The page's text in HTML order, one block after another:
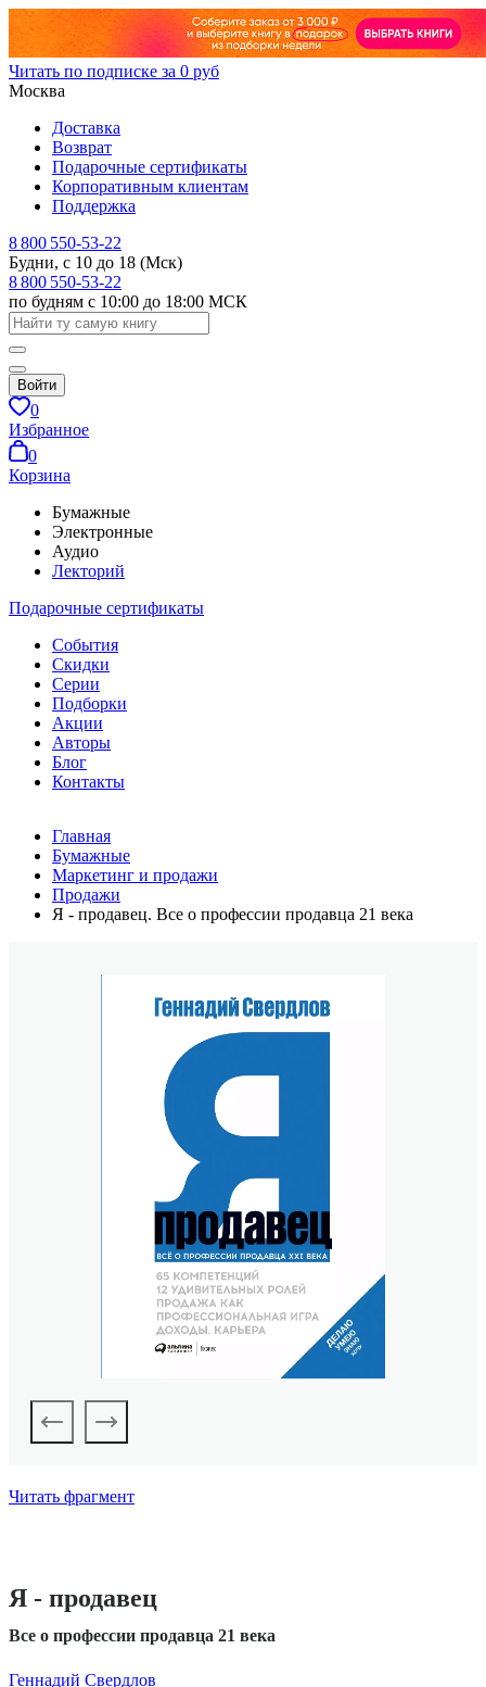
Читать по подписке за 0 руб
Москва
Доставка
Возврат
Подарочные сертификаты
Корпоративным клиентам
Поддержка
8 800 550-53-22
Будни, с 10 до 18 (Мск)
8 800 550-53-22
по будням с 10:00 до 18:00 МСК
Войти
0
Избранное
0
Корзина
Бумажные
Электронные
Аудио
Лекторий
Подарочные сертификаты
События
Скидки
Серии
Подборки
Акции
Авторы
Блог
Контакты
Главная
Бумажные
Маркетинг и продажи
Продажи
Я - продавец. Все о профессии продавца 21 века
Читать фрагмент
Я - продавец
Все о профессии продавца 21 века
Геннадий Свердлов